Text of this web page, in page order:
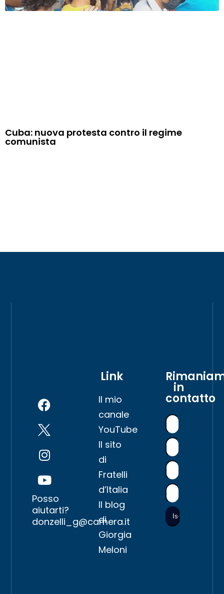
Cuba: nuova protesta contro il regime
comunista
Posso
aiutarti?
donzelli_g@camera.it
Link
Il mio
canale
YouTube
Il sito
di
Fratelli
d’Italia
Il blog
di
Giorgia
Meloni
in
contatto